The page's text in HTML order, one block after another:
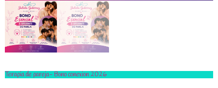
Terapia de pareja- Bono conexion 2026